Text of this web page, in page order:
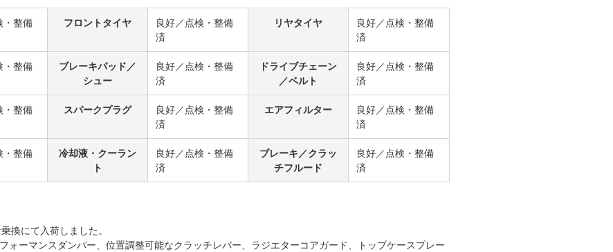
・整備
フロントタイヤ
良好／点検・整備
済
リヤタイヤ
良好／点検・整備
済
・整備
ブレーキパッド／
シュー
良好／点検・整備
済
ドライブチェーン
／ベルト
良好／点検・整備
済
・整備
スパークプラグ
良好／点検・整備
済
エアフィルター
良好／点検・整備
済
・整備
冷却液・クーラン
ト
良好／点検・整備
済
ブレーキ／クラッ
チフルード
良好／点検・整備
済
換にて入荷しました。
ォーマンスダンパー、位置調整可能なクラッチレバー、ラジエターコアガード、トップケースプレー